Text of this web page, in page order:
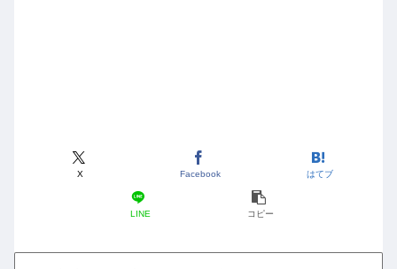
X Facebook はてブ
LINE コピー